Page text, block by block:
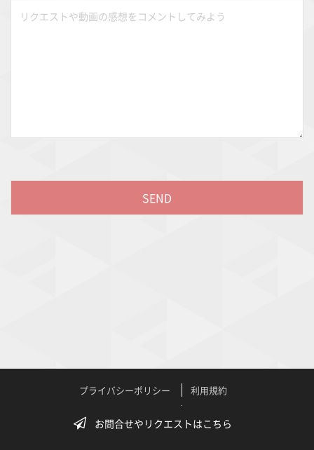
お問合せやリクエストはこちら
プライバシーポリシー
利用規約
テクニカルサポート